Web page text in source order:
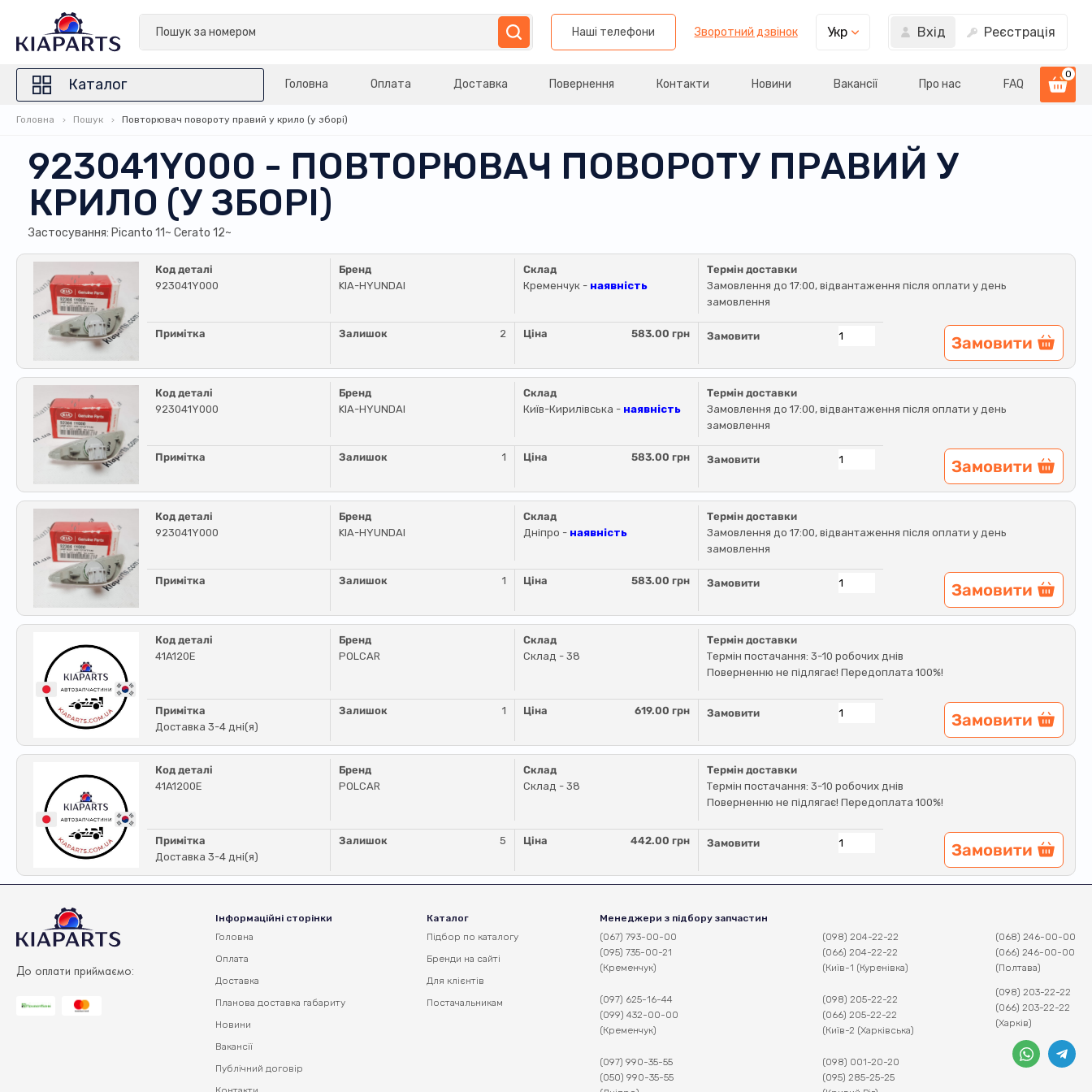
Наші телефони Зворотний дзвінок Укр Вхід Реєстрація
Каталог Головна Оплата Доставка Повернення Контакти Новини Вакансії Про нас FAQ
0
Головна Пошук Повторювач повороту правий у крило (у зборі)
923041Y000 - ПОВТОРЮВАЧ ПОВОРОТУ ПРАВИЙ У
КРИЛО (У ЗБОРІ)
Застосування: Picanto 11~ Cerato 12~
Код деталі
923041Y000
Бренд
KIA-HYUNDAI
Склад
Кременчук - наявність
Термін доставки
Замовлення до 17:00, відвантаження після оплати у день
замовлення
Примітка Залишок 2 Ціна 583.00 грн Замовити Замовити
Код деталі
923041Y000
Бренд
KIA-HYUNDAI
Склад
Київ-Кирилівська - наявність
Термін доставки
Замовлення до 17:00, відвантаження після оплати у день
замовлення
Примітка Залишок 1 Ціна 583.00 грн Замовити Замовити
Код деталі
923041Y000
Бренд
KIA-HYUNDAI
Склад
Дніпро - наявність
Термін доставки
Замовлення до 17:00, відвантаження після оплати у день
замовлення
Примітка Залишок 1 Ціна 583.00 грн Замовити Замовити
Код деталі
41A120E
Бренд
POLCAR
Склад
Склад - 38
Термін доставки
Термін постачання: 3-10 робочих днів
Поверненню не підлягає! Передоплата 100%!
Примітка
Доставка 3-4 дні(я)
Залишок 1 Ціна 619.00 грн Замовити Замовити
Код деталі
41A1200E
Бренд
POLCAR
Склад
Склад - 38
Термін доставки
Термін постачання: 3-10 робочих днів
Поверненню не підлягає! Передоплата 100%!
Примітка
Доставка 3-4 дні(я)
Залишок 5 Ціна 442.00 грн Замовити Замовити
До оплати приймаємо:
Інформаційні сторінки
Головна
Оплата
Доставка
Планова доставка габариту
Новини
Вакансії
Публічний договір
Каталог
Підбор по каталогу
Бренди на сайті
Для клієнтів
Постачальникам
Менеджери з підбору запчастин
(067) 793-00-00
(095) 735-00-21
(Кременчук)
(097) 625-16-44
(099) 432-00-00
(Кременчук)
(097) 990-35-55
(050) 990-35-55
(098) 204-22-22
(066) 204-22-22
(Київ-1 (Куренівка)
(098) 205-22-22
(066) 205-22-22
(Київ-2 (Харківська)
(098) 001-20-20
(095) 285-25-25
(068) 246-00-00
(066) 246-00-00
(Полтава)
(098) 203-22-22
(066) 203-22-22
(Харків)